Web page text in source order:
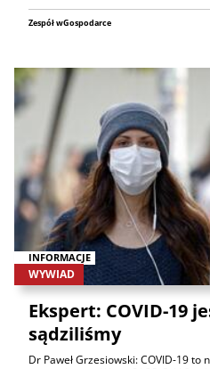
Zespół wGospodarce
INFORMACJE
WYWIAD
Ekspert: COVID-19
sądziliśmy
Dr Paweł Grzesiowski: COVID-19 to